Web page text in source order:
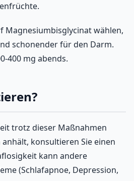
Magnesiumbisglycinat wählen,
schonender für den Darm.
400 mg abends.
trotz dieser Maßnahmen
konsultieren Sie einen
kann andere
(Schlafapnoe, Depression,